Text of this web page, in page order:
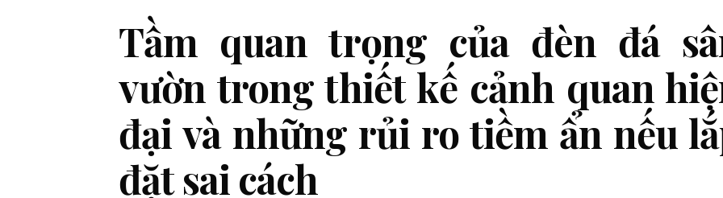
Tầm quan trọng của đèn đá
vườn trong thiết kế cảnh quan
đại và những rủi ro tiềm ẩn nếu
đặt sai cách